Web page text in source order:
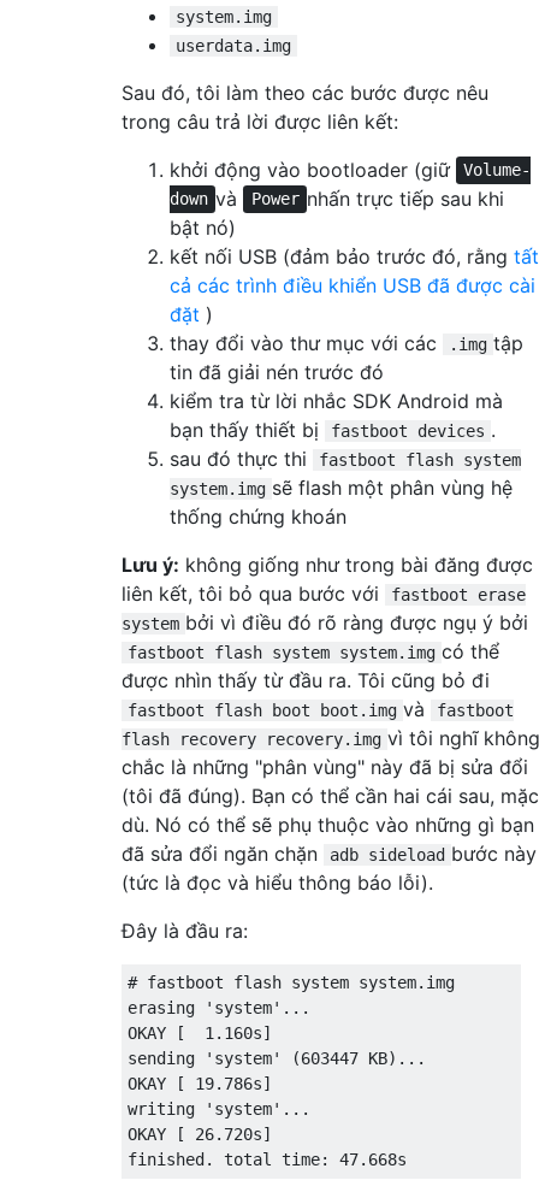
system.img
userdata.img
Sau đó, tôi làm theo các bước được nêu
trong câu trả lời được liên kết:
khởi động vào bootloader (giữ
Volume-
down và Power nhấn trực tiếp sau khi
bật nó)
kết nối USB (đảm bảo trước đó, rằng tất
cả các trình điều khiển USB đã được cài
đặt )
thay đổi vào thư mục với các
.img tập
tin đã giải nén trước đó
kiểm tra từ lời nhắc SDK Android mà
bạn thấy thiết bị
fastboot devices .
sau đó thực thi
fastboot flash system
system.img sẽ flash một phân vùng hệ
thống chứng khoán
Lưu ý: không giống như trong bài đăng được
liên kết, tôi bỏ qua bước với
fastboot erase
system bởi vì điều đó rõ ràng được ngụ ý bởi
fastboot flash system system.img có thể
được nhìn thấy từ đầu ra. Tôi cũng bỏ đi
fastboot flash boot boot.img và
fastboot
flash recovery recovery.img vì tôi nghĩ không
chắc là những "phân vùng" này đã bị sửa đổi
(tôi đã đúng). Bạn có thể cần hai cái sau, mặc
dù. Nó có thể sẽ phụ thuộc vào những gì bạn
đã sửa đổi ngăn chặn
adb sideload bước này
(tức là đọc và hiểu thông báo lỗi).
Đây là đầu ra:
# fastboot flash system system.img
erasing 'system'...
OKAY [  1.160s]
sending 'system' (603447 KB)...
OKAY [ 19.786s]
writing 'system'...
OKAY [ 26.720s]